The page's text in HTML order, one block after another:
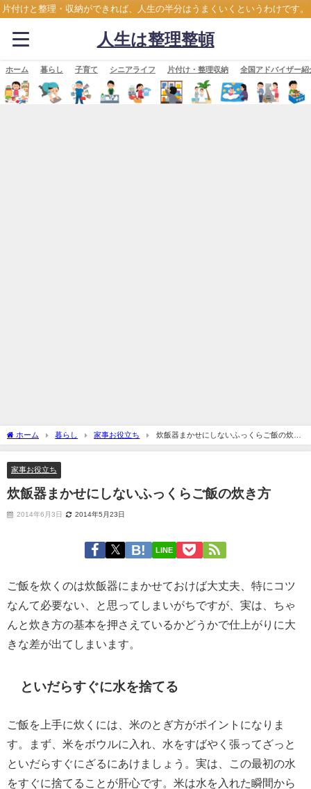
片付けと整理・収納ができれば、人生の半分はうまくいくというわけです。
人生は整理整頓
ホーム 暮らし 子育て シニアライフ 片付け・整理収納 全国アドバイザー紹
ホーム 暮らし 家事お役立ち
炊飯器まかせにしないふっくらご飯の炊き
方
家事お役立ち
炊飯器まかせにしないふっくらご飯の炊き方
2014年6月3日 2014年5月23日
LINE
ご飯を炊くのは炊飯器にまかせておけば大丈夫、特にコツ
なんて必要ない、と思ってしまいがちですが、実は、ちゃ
んと炊き方の基本を押さえているかどうかで仕上がりに大
きな差が出てしまいます。
といだらすぐに水を捨てる
ご飯を上手に炊くには、米のとぎ方がポイントになりま
す。まず、米をボウルに入れ、水をすばやく張ってざっと
といだらすぐにざるにあけましょう。実は、この最初の水
をすぐに捨てることが肝心です。米は水を入れた瞬間から